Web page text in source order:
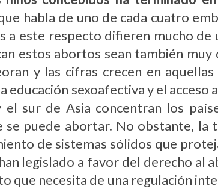
habla de uno de cada cuatro
a este respecto difieren mucho de
estos abortos sean también
y las cifras crecen en
sexoafectiva y el
sur de Asia concentran los
puede abortar. No obstante, la
de sistemas sólidos que
legislado a favor del derecho al
que necesita de una regulación